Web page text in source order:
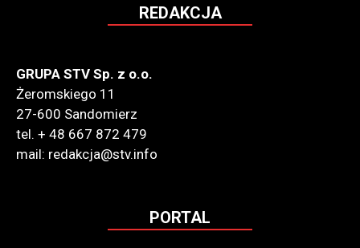
REDAKCJA
GRUPA STV Sp. z o.o.
Żeromskiego 11
27-600 Sandomierz
tel. + 48 667 872 479
mail: redakcja@stv.info
PORTAL